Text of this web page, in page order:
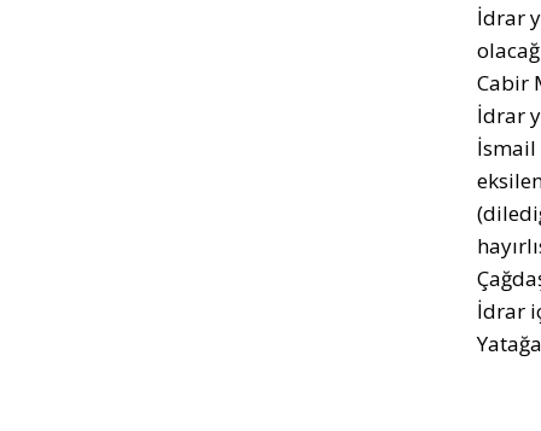
İdrar
Cabir
İdrar
İsmail
İdrar